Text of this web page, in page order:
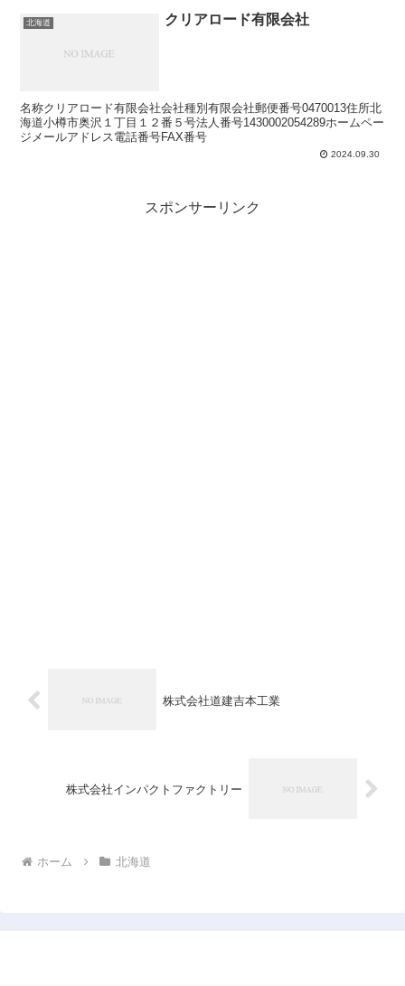
北海道 クリアロード有限会社
名称クリアロード有限会社会社種別有限会社郵便番号0470013住所北
海道小樽市奥沢１丁目１２番５号法人番号1430002054289ホームペー
ジメールアドレス電話番号FAX番号
2024.09.30
スポンサーリンク
株式会社道建吉本工業
株式会社インパクトファクトリー
ホーム 北海道